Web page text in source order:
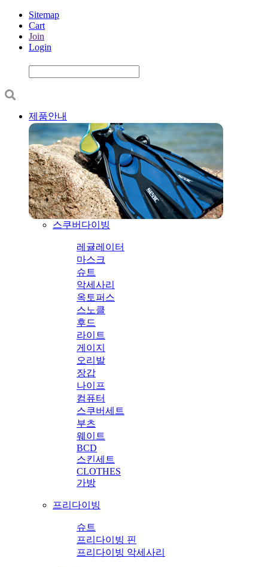
Sitemap
Cart
Join
Login
제품안내
스쿠버다이빙
레귤레이터
마스크
슈트
악세사리
옥토퍼스
스노클
후드
라이트
게이지
오리발
장갑
나이프
컴퓨터
스쿠버세트
부츠
웨이트
BCD
스킨세트
CLOTHES
가방
프리다이빙
슈트
프리다이빙 핀
프리다이빙 악세사리